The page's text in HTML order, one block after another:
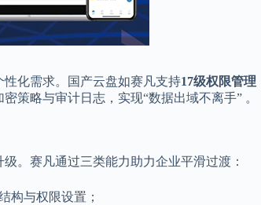
化需求。国产云盘如赛凡支持17级权限管理
策略与审计日志，实现“数据出域不离手” 。
。赛凡通过三类能力助力企业平滑过渡：
构与权限设置；